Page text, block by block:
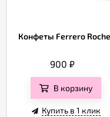
Конфеты Ferrero
900₽
В корзину
Купить в 1 клик